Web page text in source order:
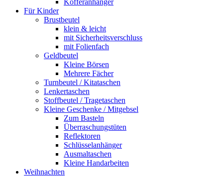
Für Kinder
Brustbeutel
klein & leicht
mit Sicherheitsverschluss
mit Folienfach
Geldbeutel
Kleine Börsen
Mehrere Fächer
Turnbeutel / Kitataschen
Lenkertaschen
Stoffbeutel / Tragetaschen
Kleine Geschenke / Mitgebsel
Zum Basteln
Überraschungstüten
Reflektoren
Schlüsselanhänger
Ausmaltaschen
Kleine Handarbeiten
Weihnachten